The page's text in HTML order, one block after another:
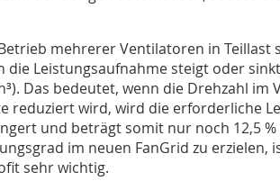
mehrerer Ventilatoren in Teillast
die Leistungsaufnahme steigt oder
Das bedeutet, wenn die Drehzahl
reduziert wird, wird die erforderliche
und beträgt somit nur noch 12,5 %
im neuen FanGrid zu erzielen,
sehr wichtig.